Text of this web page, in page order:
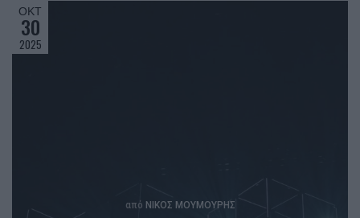
ΟΚΤ
30
2025
Posted
από ΝΊΚΟΣ ΜΟΥΜΟΎΡΗΣ